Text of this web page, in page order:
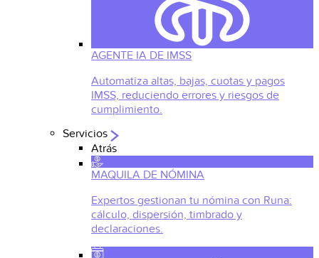
AGENTE IA DE IMSS
Automatiza altas, bajas, cuotas y pagos
IMSS, reduciendo errores y riesgos de
cumplimiento.
Servicios
Atrás
MAQUILA DE NÓMINA
Expertos gestionan tu nómina con Runa:
cálculo, dispersión, timbrado y
declaraciones.